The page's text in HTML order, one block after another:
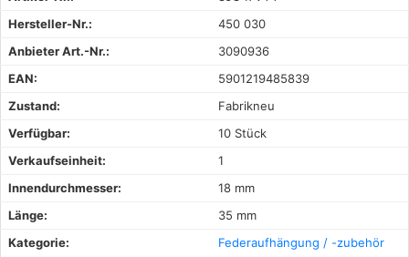
Hersteller-Nr.:
450 030
Anbieter Art.-Nr.:
3090936
EAN:
5901219485839
Zustand:
Fabrikneu
Verfügbar:
10 Stück
Verkaufseinheit:
1
Innendurchmesser:
18 mm
Länge:
35 mm
Kategorie:
Federaufhängung / -zubehör